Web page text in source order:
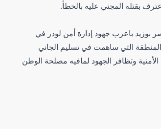
بقتله المجني عليه بالخطأ.
بوزيد باعزب جهود إدارة أمن لودر في
التي ساهمت في تسليم الجاني
وتظافر الجهود لمافيه مصلحة الوطن